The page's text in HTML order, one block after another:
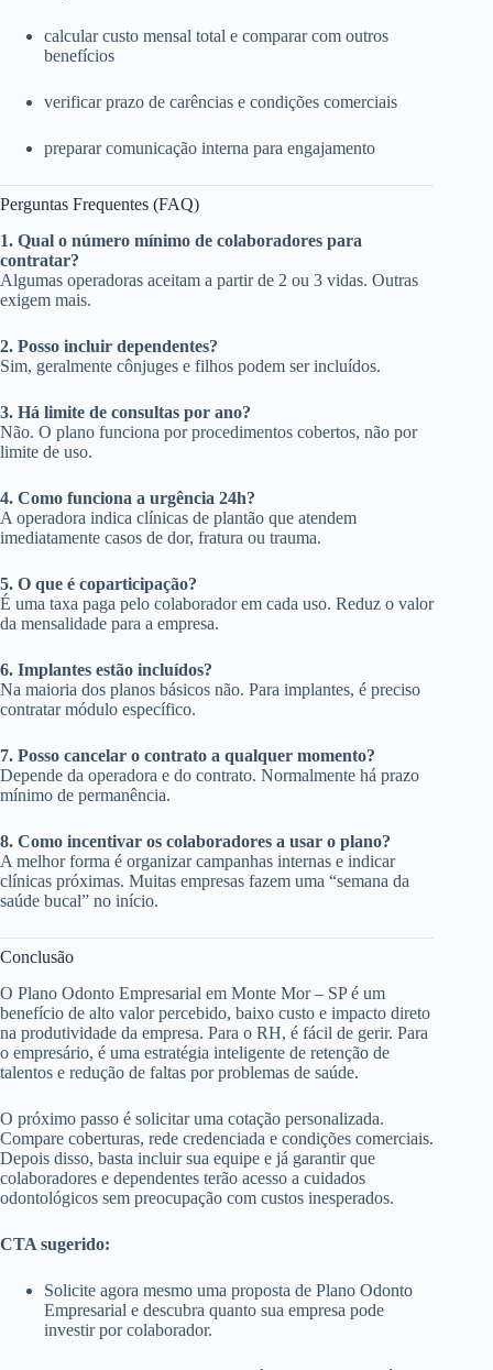
calcular custo mensal total e comparar com outros
benefícios
verificar prazo de carências e condições comerciais
preparar comunicação interna para engajamento
Perguntas Frequentes (FAQ)
1. Qual o número mínimo de colaboradores para
contratar?
Algumas operadoras aceitam a partir de 2 ou 3 vidas. Outras
exigem mais.
2. Posso incluir dependentes?
Sim, geralmente cônjuges e filhos podem ser incluídos.
3. Há limite de consultas por ano?
Não. O plano funciona por procedimentos cobertos, não por
limite de uso.
4. Como funciona a urgência 24h?
A operadora indica clínicas de plantão que atendem
imediatamente casos de dor, fratura ou trauma.
5. O que é coparticipação?
É uma taxa paga pelo colaborador em cada uso. Reduz o valor
da mensalidade para a empresa.
6. Implantes estão incluídos?
Na maioria dos planos básicos não. Para implantes, é preciso
contratar módulo específico.
7. Posso cancelar o contrato a qualquer momento?
Depende da operadora e do contrato. Normalmente há prazo
mínimo de permanência.
8. Como incentivar os colaboradores a usar o plano?
A melhor forma é organizar campanhas internas e indicar
clínicas próximas. Muitas empresas fazem uma “semana da
saúde bucal” no início.
Conclusão
O Plano Odonto Empresarial em Monte Mor – SP é um
benefício de alto valor percebido, baixo custo e impacto direto
na produtividade da empresa. Para o RH, é fácil de gerir. Para
o empresário, é uma estratégia inteligente de retenção de
talentos e redução de faltas por problemas de saúde.
O próximo passo é solicitar uma cotação personalizada.
Compare coberturas, rede credenciada e condições comerciais.
Depois disso, basta incluir sua equipe e já garantir que
colaboradores e dependentes terão acesso a cuidados
odontológicos sem preocupação com custos inesperados.
CTA sugerido:
Solicite agora mesmo uma proposta de Plano Odonto
Empresarial e descubra quanto sua empresa pode
investir por colaborador.